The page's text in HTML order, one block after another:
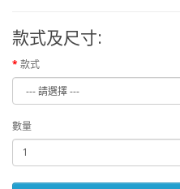
款式及尺寸:
款式
數量